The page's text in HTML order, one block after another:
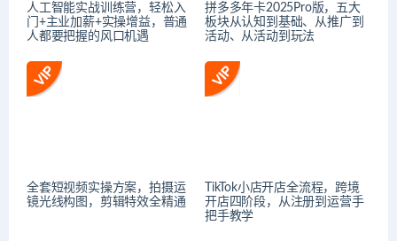
人工智能实战训练营，​轻松入
门+主业加薪+实操增益，​普通
人都要把握的风口机遇
拼多多年卡2025Pro版，五大
板块从认知到基础、从推广到
活动、从活动到玩法
全套短视频实操方案，拍摄运
镜光线构图，剪辑特效全精通
TikTok小店开店全流程，跨境
开店四阶段，从注册到运营手
把手教学